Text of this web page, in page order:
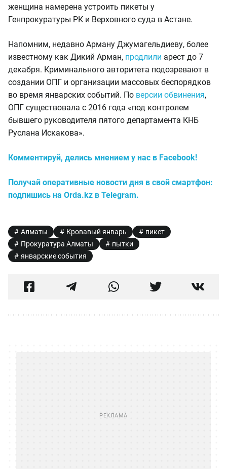
женщина намерена устроить пикеты у
Генпрокуратуры РК и Верховного суда в Астане.
Напомним, недавно Арману Джумагельдиеву, более
известному как Дикий Арман, продлили арест до 7
декабря. Криминального авторитета подозревают в
создании ОПГ и организации массовых беспорядков
во время январских событий. По версии обвинения,
ОПГ существовала с 2016 года «под контролем
бывшего руководителя пятого департамента КНБ
Руслана Искакова».
Комментируй, делись мнением у нас в Facebook!
Получай оперативные новости дня в свой смартфон:
подпишись на Orda.kz в Telegram.
Алматы Кровавый январь
пикет
Прокуратура Алматы
пытки
январские события